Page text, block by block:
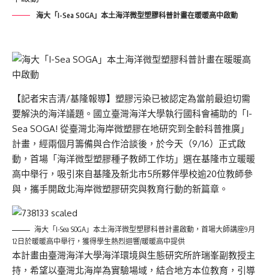
海大「I-Sea SOGA」本土海洋微型塑膠科普計畫在暖暖高中啟動
【記者宋吉清/基隆報導】塑膠污染已被認定為當前最迫切需
要解決的海洋議題。國立臺灣海洋大學執行國科會補助的「I-
Sea SOGA! 從臺灣北海岸微塑膠在地研究到全齡科普推廣」
計畫，經兩個月籌備與合作洽談後，於今天（9/16）正式啟
動，首場「海洋微型塑膠種子教師工作坊」選在基隆市立暖暖
高中舉行，吸引來自基隆及新北市5所夥伴學校逾20位教師參
與，攜手開啟北海岸微塑膠研究與教育行動的新篇章。
海大「I-Sea SOGA」本土海洋微型塑膠科普計畫啟動，首場大師講座9月
12日於暖暖高中舉行，獲得學生熱烈迴響/暖暖高中提供
本計畫由臺灣海洋大學海洋環境與生態研究所許瑞峯副教授主
持，希望以臺灣北海岸為實驗場域，結合地方本位教育，引導